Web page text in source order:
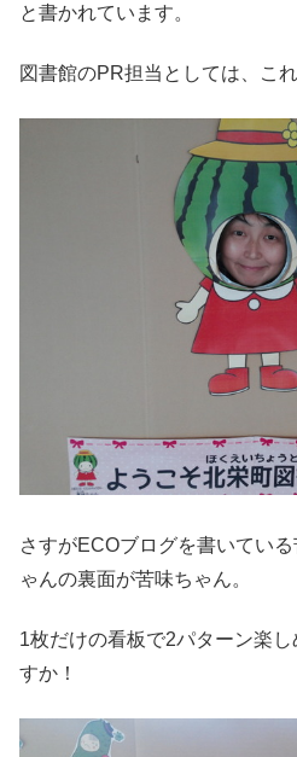
と書かれています。
図書館のPR担当としては、こ
さすがECOブログを書いてい
ゃんの裏面が苦味ちゃん。
1枚だけの看板で2パターン楽
すか！